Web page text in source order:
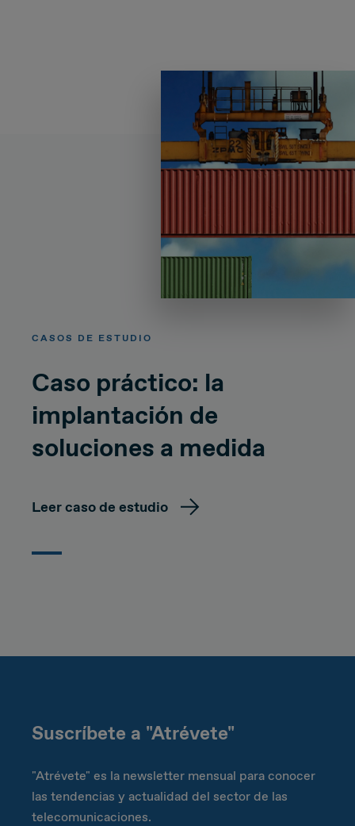
CASOS DE ESTUDIO
Caso práctico: la
implantación de
soluciones a medida
Leer caso de estudio
Suscríbete a "Atrévete"
"Atrévete" es la newsletter mensual para conocer
las tendencias y actualidad del sector de las
telecomunicaciones.